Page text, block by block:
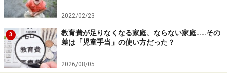
2022/02/23
3
教育費が足りなくなる家庭、ならない家庭……その
差は「児童手当」の使い方だった？
2026/08/05